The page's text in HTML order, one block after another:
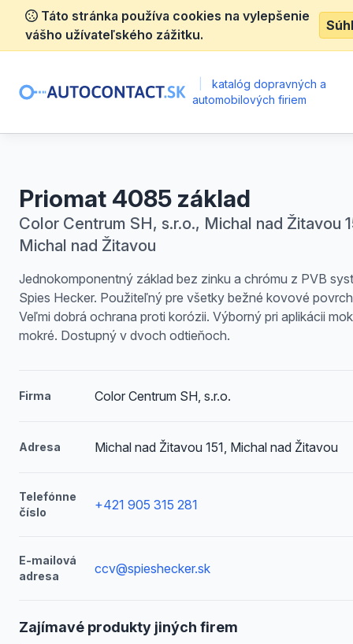
Táto stránka používa cookies na vylepšenie
vášho užívateľského zážitku.
katalóg dopravných a
automobilových firiem
Priomat 4085 základ
Color Centrum SH, s.r.o., Michal nad Žitavou
Michal nad Žitavou
Jednokomponentný základ bez zinku a chrómu z PVB
Spies Hecker. Použiteľný pre všetky bežné kovové
Veľmi dobrá ochrana proti korózii. Výborný pri aplikácii
mokré. Dostupný v dvoch odtieňoch.
Firma Color Centrum SH, s.r.o.
Adresa Michal nad Žitavou 151, Michal nad Žitavou
Telefónne
číslo
+421 905 315 281
E-mailová
adresa
ccv@spieshecker.sk
Zajímavé produkty jiných firem